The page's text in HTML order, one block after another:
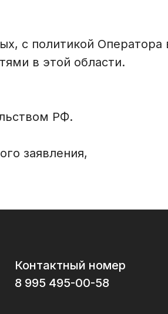
с политикой Оператора
в этой области.
РФ.
заявления,
Контактный номер
8 995 495-00-58